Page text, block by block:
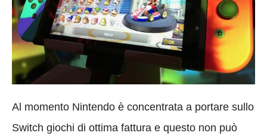
Al momento Nintendo è concentrata a portare sullo
Switch giochi di ottima fattura e questo non può